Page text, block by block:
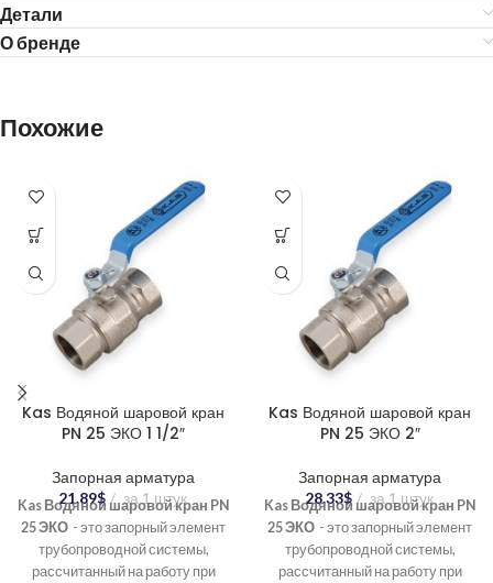
Детали
О бренде
Похожие
Kas Водяной шаровой кран
PN 25 ЭКО 1 1/2″
Запорная арматура
21.89$ за 1 штук
Kas Водяной шаровой кран PN
25 ЭКО - это запорный элемент
трубопроводной системы,
рассчитанный на работу при
Kas Водяной шаровой кран
PN 25 ЭКО 2″
Запорная арматура
28.33$ за 1 штук
Kas Водяной шаровой кран PN
25 ЭКО - это запорный элемент
трубопроводной системы,
рассчитанный на работу при